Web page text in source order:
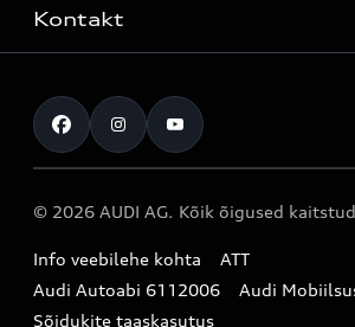
Laoautod
Müügikampaaniad
Audi Liising 1%
Audi konfiguraator (konfiguraator on
Originaalosad
Garantiitingimused
Audi Tallinn
Pärnu esindus
Audi Tartu
Kontakt
Kontakt
Registreeru proovisõidule
Broneeri teenindus
Infopäring
Audi uudised
© 2026 AUDI AG. Kõik õigused
Info veebilehe kohta
ATT
Audi Autoabi 6112006
Audi
Sõidukite taaskasutus